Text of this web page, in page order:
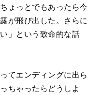
ょっとでもあったら今
が飛び出した。さらに
」という致命的な話
てエンディングに出ら
ちゃったらどうしよ